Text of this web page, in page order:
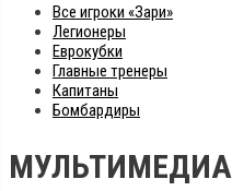
Все игроки «Зари»
Легионеры
Еврокубки
Главные тренеры
Капитаны
Бомбардиры
МУЛЬТИМЕДИА